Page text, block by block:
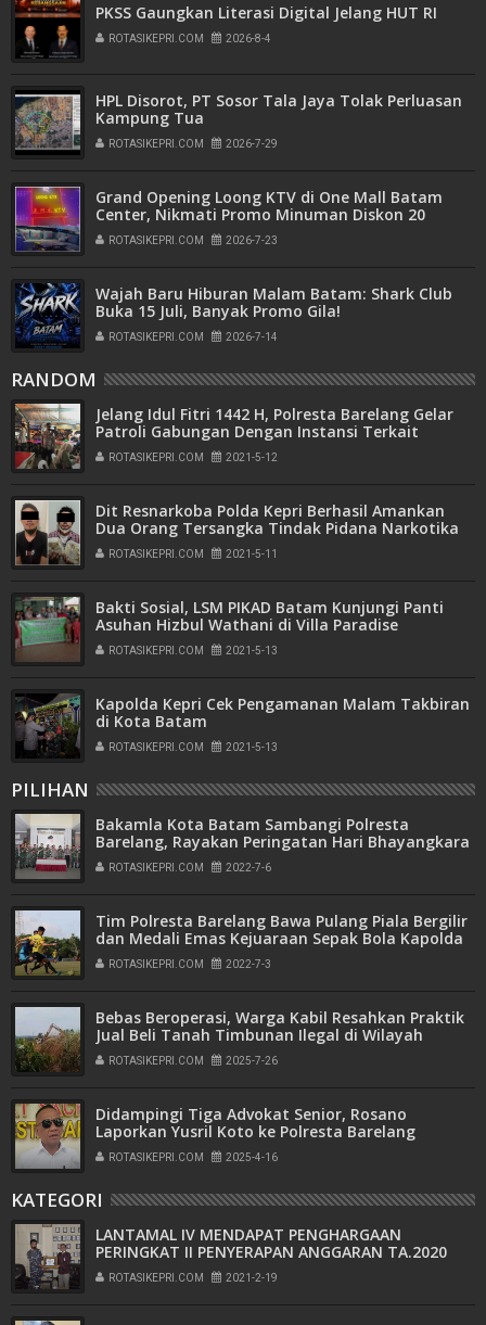
PKSS Gaungkan Literasi Digital Jelang HUT RI
ROTASIKEPRI.COM 2026-8-4
HPL Disorot, PT Sosor Tala Jaya Tolak Perluasan
Kampung Tua
ROTASIKEPRI.COM 2026-7-29
Grand Opening Loong KTV di One Mall Batam
Center, Nikmati Promo Minuman Diskon 20
Persen
ROTASIKEPRI.COM 2026-7-23
Wajah Baru Hiburan Malam Batam: Shark Club
Buka 15 Juli, Banyak Promo Gila!
ROTASIKEPRI.COM 2026-7-14
RANDOM
Jelang Idul Fitri 1442 H, Polresta Barelang Gelar
Patroli Gabungan Dengan Instansi Terkait
ROTASIKEPRI.COM 2021-5-12
Dit Resnarkoba Polda Kepri Berhasil Amankan
Dua Orang Tersangka Tindak Pidana Narkotika
Jenis Sabu
ROTASIKEPRI.COM 2021-5-11
Bakti Sosial, LSM PIKAD Batam Kunjungi Panti
Asuhan Hizbul Wathani di Villa Paradise
ROTASIKEPRI.COM 2021-5-13
Kapolda Kepri Cek Pengamanan Malam Takbiran
di Kota Batam
ROTASIKEPRI.COM 2021-5-13
PILIHAN
Bakamla Kota Batam Sambangi Polresta
Barelang, Rayakan Peringatan Hari Bhayangkara
ke-76
ROTASIKEPRI.COM 2022-7-6
Tim Polresta Barelang Bawa Pulang Piala Bergilir
dan Medali Emas Kejuaraan Sepak Bola Kapolda
Kepri Cup Tahun 2022
ROTASIKEPRI.COM 2022-7-3
Bebas Beroperasi, Warga Kabil Resahkan Praktik
Jual Beli Tanah Timbunan Ilegal di Wilayah
Pemukiman
ROTASIKEPRI.COM 2025-7-26
Didampingi Tiga Advokat Senior, Rosano
Laporkan Yusril Koto ke Polresta Barelang
ROTASIKEPRI.COM 2025-4-16
KATEGORI
LANTAMAL IV MENDAPAT PENGHARGAAN
PERINGKAT II PENYERAPAN ANGGARAN TA.2020
ROTASIKEPRI.COM 2021-2-19